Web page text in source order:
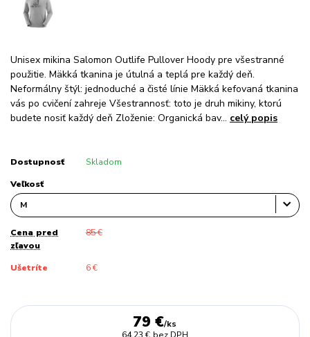
Unisex mikina Salomon Outlife Pullover Hoody pre všestranné
použitie. Mäkká tkanina je útulná a teplá pre každý deň.
Neformálny štýl: jednoduché a čisté línie Mäkká kefovaná tkanina
vás po cvičení zahreje Všestrannosť: toto je druh mikiny, ktorú
budete nosiť každý deň Zloženie: Organická bav... celý popis
Dostupnosť Skladom
Veľkosť
Cena pred
zľavou
85 €
Ušetríte 6 €
79 €/ks
64,23 € bez DPH